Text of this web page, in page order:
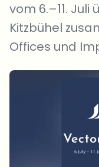
vom 6.–11.
Kitzbühel
Offices und